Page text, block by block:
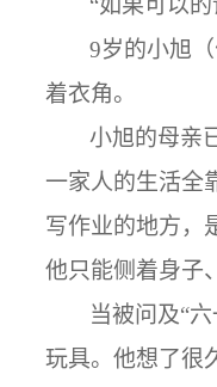
“如果可以的
9岁的小旭
着衣角。
小旭的母亲
一家人的生活全
写作业的地方，
他只能侧着身子
当被问及“
玩具。他想了很